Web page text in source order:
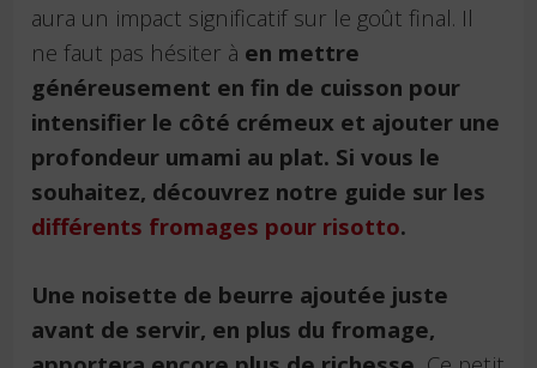
aura un impact significatif sur le goût final. Il
ne faut pas hésiter à en mettre
généreusement en fin de cuisson pour
intensifier le côté crémeux et ajouter une
profondeur umami au plat. Si vous le
souhaitez, découvrez notre guide sur les
différents fromages pour risotto.
Une noisette de beurre ajoutée juste
avant de servir, en plus du fromage,